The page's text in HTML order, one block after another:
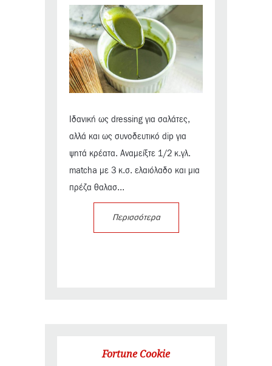
Ιδανική ως dressing για σαλάτες,
αλλά και ως συνοδευτικό dip για
ψητά κρέατα. Αναμείξτε 1/2 κ.γλ.
matcha με 3 κ.σ. ελαιόλαδο και μια
πρέζα θαλασ...
Περισσότερα
Fortune Cookie